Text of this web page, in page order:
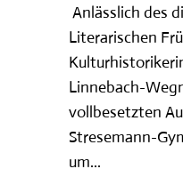
Anlässlich des
Literarischen
Linnebach-
vollbesetzten
Stresemann-
um...